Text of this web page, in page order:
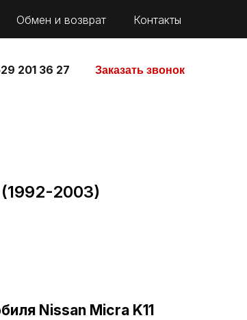
201 36 27
Обмен и возврат Контакты
Заказать звонок
2003)
Nissan Micra K11